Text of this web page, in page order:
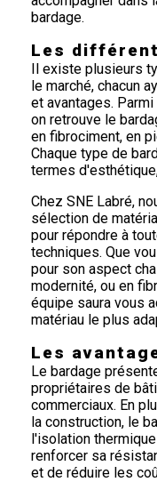
bardage.
Les
Il existe plusieurs
le marché, chacun
et avantages.
on retrouve le
en fibrociment, en
Chaque type de
termes
Chez SNE Labré,
sélection de
pour répondre à
techniques. Que
pour son aspect
modernité, ou en
équipe saura vous
matériau le plus
Les
Le bardage
propriétaires de
commerciaux. En
la construction, le
l'isolation
renforcer sa
et de réduire les